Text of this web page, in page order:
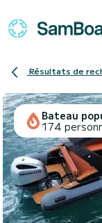
Résultats de
Bateau
174